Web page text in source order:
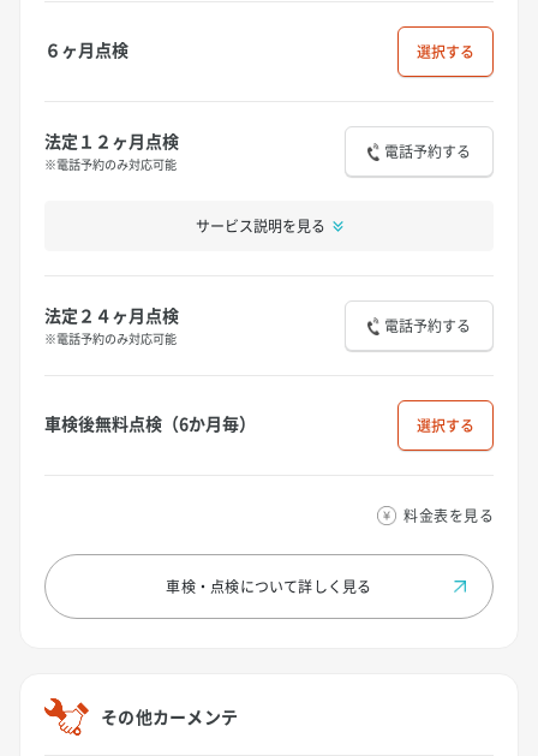
６ヶ月点検 選択
法定１２ヶ月点検
※電話予約のみ対応可能
電話予約する
サービス説明を見る
法定２４ヶ月点検
※電話予約のみ対応可能
電話予約する
車検後無料点検（6か月毎） 選択
料金表を見る
車検・点検について詳しく見る
その他カーメンテ